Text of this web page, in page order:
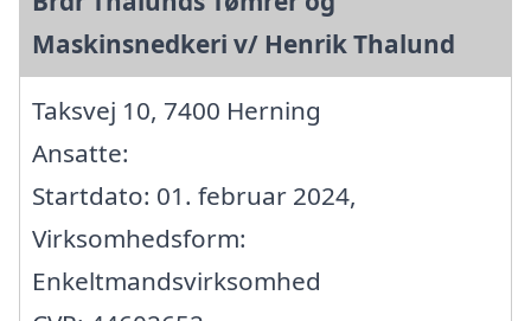
Maskinsnedkeri v/ Henrik Thalund
Taksvej 10, 7400 Herning
Ansatte:
Startdato: 01. februar 2024,
Virksomhedsform:
Enkeltmandsvirksomhed